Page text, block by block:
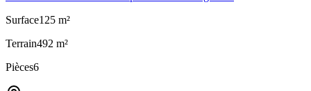
Surface125 m²
Terrain492 m²
Pièces6